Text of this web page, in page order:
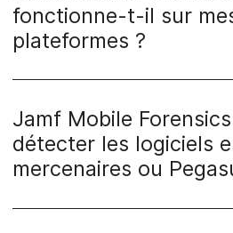
fonctionne-t-il sur
plateformes ?
Jamf Mobile
détecter les logiciels
mercenaires ou